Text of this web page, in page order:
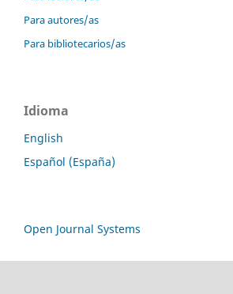
Para autores/as
Para bibliotecarios/as
Idioma
English
Español (España)
Open Journal Systems